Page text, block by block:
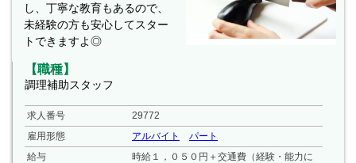
し、丁寧な教育もあるので、
未経験の方も安心してスター
トできますよ◎
【職種】
調理補助スタッフ
求人番号
29772
雇用形態
アルバイト
パート
給与
時給１，０５０円＋交通費（経験・能力に